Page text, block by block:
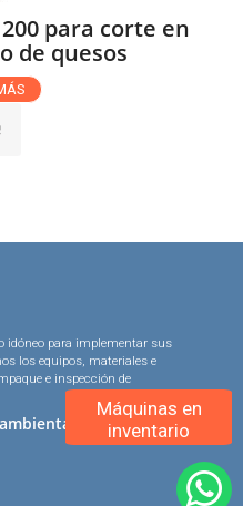
Máquinas en
inventario
200 para corte en
de quesos
idóneo para implementar sus
los equipos, materiales e
e inspección de